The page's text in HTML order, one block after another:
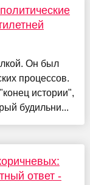
Он был
процессов.
истории",
будильни...
ответ -